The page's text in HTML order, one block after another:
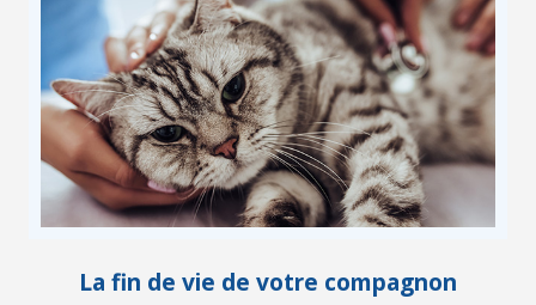
La fin de vie de votre compagnon